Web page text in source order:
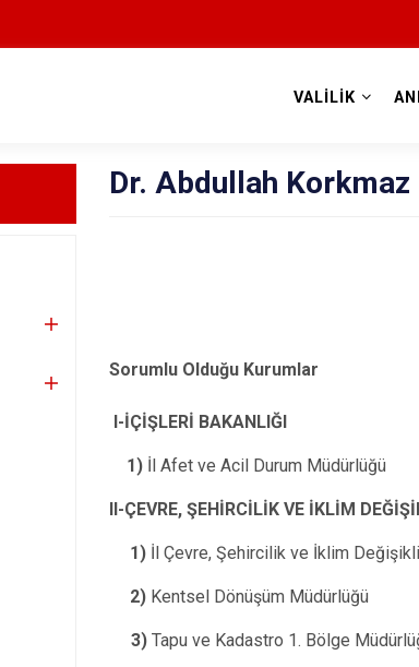
VALİLİK
Dr. Abdullah Korkmaz
Sorumlu Olduğu Kurumlar
I-İÇİŞLERİ BAKANLIĞI
1) İl Afet ve Acil Durum Müdürlüğü
II-ÇEVRE, ŞEHİRCİLİK VE İKLİM
1) İl Çevre, Şehircilik ve İklim
2) Kentsel Dönüşüm Müdürlüğü
3)Tapu ve Kadastro 1. Bölge